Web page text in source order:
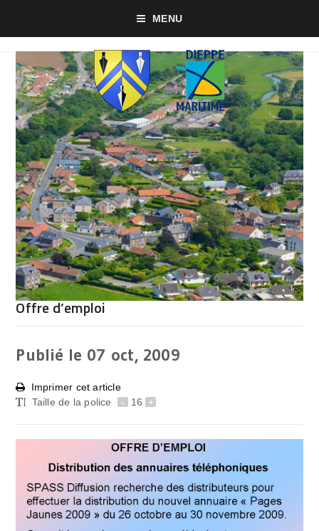
MENU
Offre d’emploi
Publié le 07 oct, 2009
Imprimer cet article
Taille de la police
- 16 +